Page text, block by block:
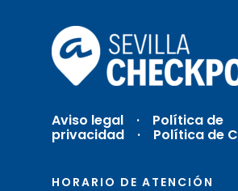
Aviso legal · Política de
privacidad · Política de
HORARIO DE ATENCIÓN